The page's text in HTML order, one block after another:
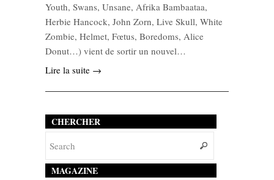
Youth, Swans, Unsane, Afrika Bambaataa,
Herbie Hancock, John Zorn, Live Skull, White
Zombie, Helmet, Fœtus, Boredoms, Alice
Donut…) vient de sortir un nouvel…
Lire la suite →
CHERCHER
MAGAZINE